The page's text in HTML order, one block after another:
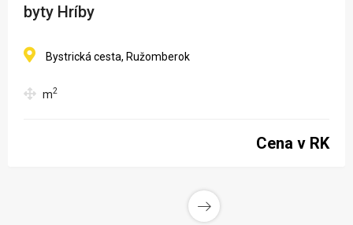
byty Hríby
Bystrická cesta, Ružomberok
m2
Cena v RK